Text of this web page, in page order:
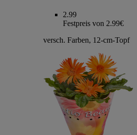
2.99
Festpreis von 2.99€
versch. Farben, 12-cm-Topf